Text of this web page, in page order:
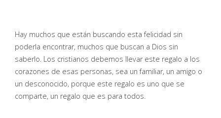
Hay muchos que están buscando esta felicidad sin
poderla encontrar, muchos que buscan a Dios sin
saberlo. Los cristianos debemos llevar este regalo a los
corazones de esas personas, sea un familiar, un amigo o
un desconocido, porque este regalo es uno que se
comparte, un regalo que es para todos.